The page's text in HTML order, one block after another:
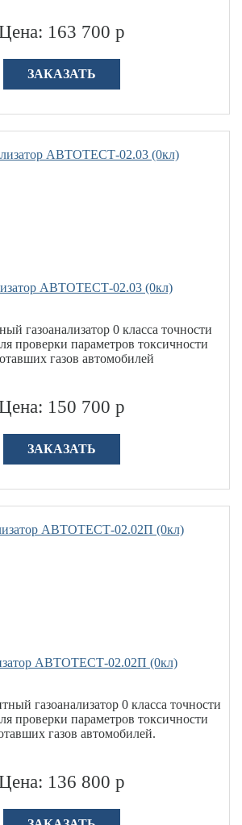
163 700 р
ЗАКАЗАТЬ
АВТОТЕСТ-02.03 (0кл)
газоанализатор 0 класса точности
проверки параметров токсичности
газов автомобилей
150 700 р
ЗАКАЗАТЬ
АВТОТЕСТ-02.02П (0кл)
газоанализатор 0 класса точности
проверки параметров токсичности
газов автомобилей.
136 800 р